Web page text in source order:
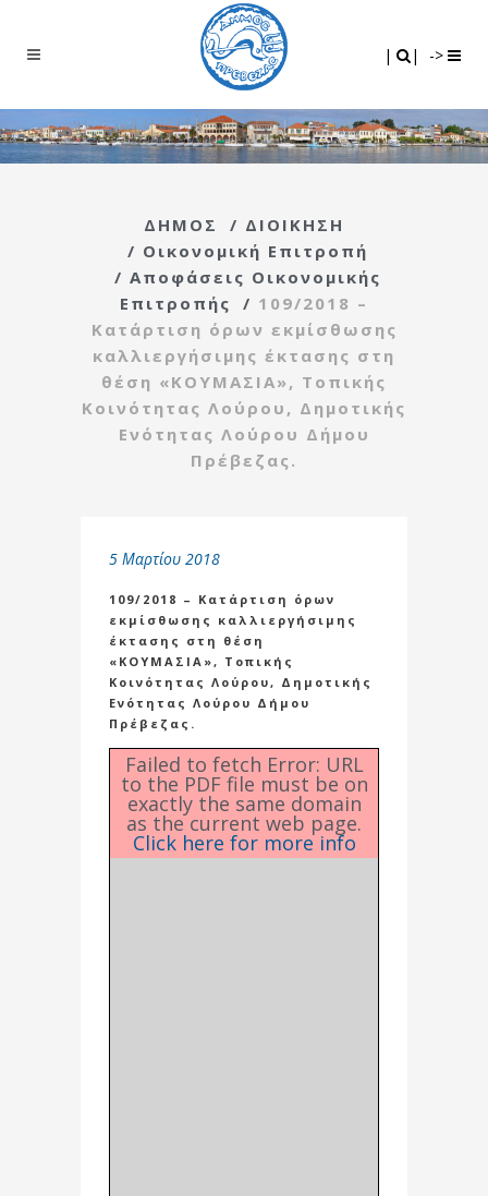
| | ->
ΔΗΜΟΣ / ΔΙΟΙΚΗΣΗ
/ Οικονομική Επιτροπή
/ Αποφάσεις Οικονομικής
Επιτροπής
/ 109/2018 –
Κατάρτιση όρων εκμίσθωσης
καλλιεργήσιμης έκτασης στη
θέση «ΚΟΥΜΑΣΙΑ», Τοπικής
Κοινότητας Λούρου, Δημοτικής
Ενότητας Λούρου Δήμου
Πρέβεζας.
5 Μαρτίου 2018
109/2018 – Κατάρτιση όρων
εκμίσθωσης καλλιεργήσιμης
έκτασης στη θέση
«ΚΟΥΜΑΣΙΑ», Τοπικής
Κοινότητας Λούρου, Δημοτικής
Ενότητας Λούρου Δήμου
Πρέβεζας.
Failed to fetch Error: URL
to the PDF file must be on
exactly the same domain
as the current web page.
Click here for more info